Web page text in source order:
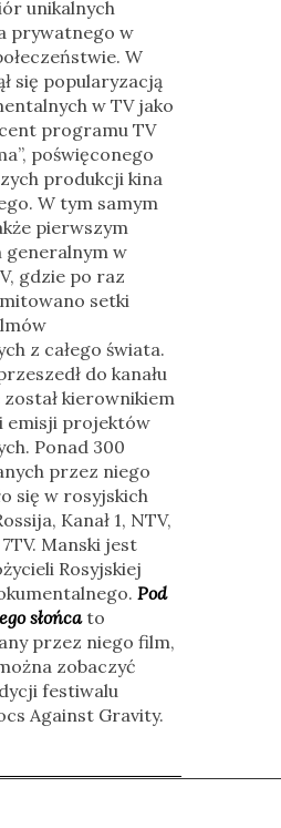
unikalnych
prywatnego w
W
się popularyzacją
w TV jako
programu TV
poświęconego
produkcji kina
W tym samym
pierwszym
w
gdzie po raz
setki
z całego świata.
do kanału
został kierownikiem
emisji projektów
Ponad 300
przez niego
się w rosyjskich
Kanał 1, NTV,
Manski jest
Rosyjskiej
Pod
słońca to
przez niego film,
zobaczyć
festiwalu
Against Gravity.